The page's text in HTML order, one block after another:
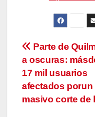
de
entradas
Parte de
a oscuras:
17 mil usuarios
afectados porun
masivo corte de